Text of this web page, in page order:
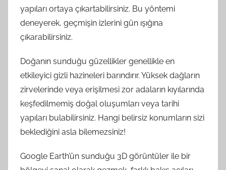
yapıları ortaya çıkartabilirsiniz. Bu yöntemi
deneyerek, geçmişin izlerini gün ışığına
çıkarabilirsiniz.
Doğanın sunduğu güzellikler genellikle en
etkileyici gizli hazineleri barındırır. Yüksek dağların
zirvelerinde veya erişilmesi zor adaların kıyılarında
keşfedilmemiş doğal oluşumları veya tarihi
yapıları bulabilirsiniz. Hangi belirsiz konumların sizi
beklediğini asla bilemezsiniz!
Google Earth’ün sunduğu 3D görüntüler ile bir